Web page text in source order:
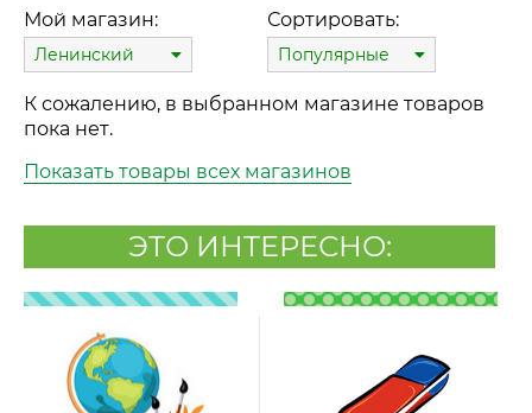
Мой магазин:
Ленинский
Сортировать:
Популярные
К сожалению, в выбранном магазине товаров
пока нет.
Показать товары всех магазинов
ЭТО ИНТЕРЕСНО: